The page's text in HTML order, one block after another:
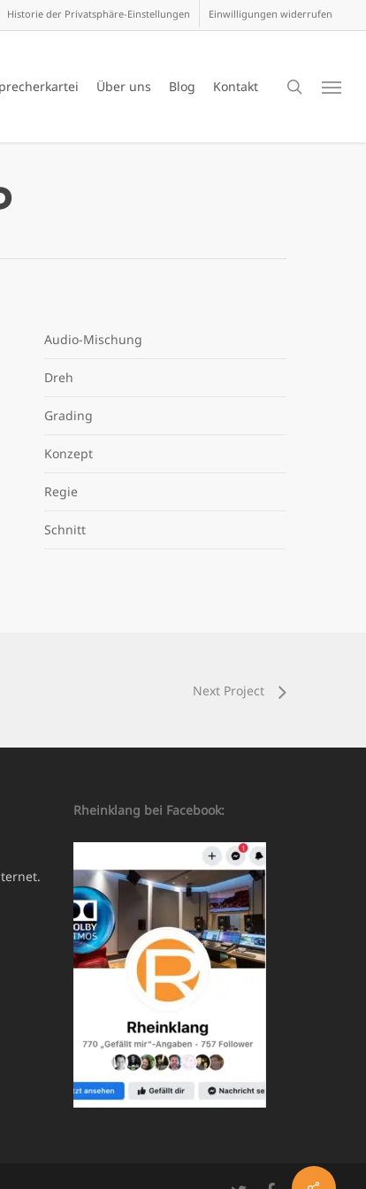
Historie der Privatsphäre-Einstellungen Einwilligungen widerrufen
Über uns Blog Kontakt search
Menu
Audio-Mischung
Dreh
Grading
Konzept
Regie
Schnitt
Next Project
Rheinklang bei Facebook: